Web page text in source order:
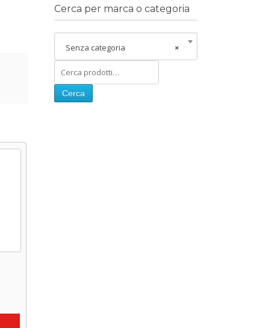
Cerca per marca o categoria
×
Senza categoria
Cerca